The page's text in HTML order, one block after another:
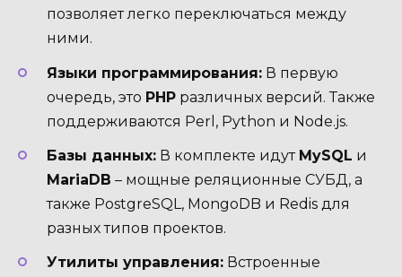
позволяет легко переключаться между
ними.
Языки программирования: В первую
очередь, это PHP различных версий. Также
поддерживаются Perl, Python и Node.js.
Базы данных: В комплекте идут MySQL и
MariaDB – мощные реляционные СУБД, а
также PostgreSQL, MongoDB и Redis для
разных типов проектов.
Утилиты управления: Встроенные